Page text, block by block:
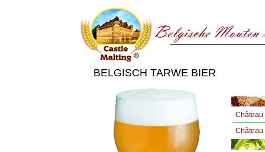
BELGISCH TARWE BIER
Château
Château